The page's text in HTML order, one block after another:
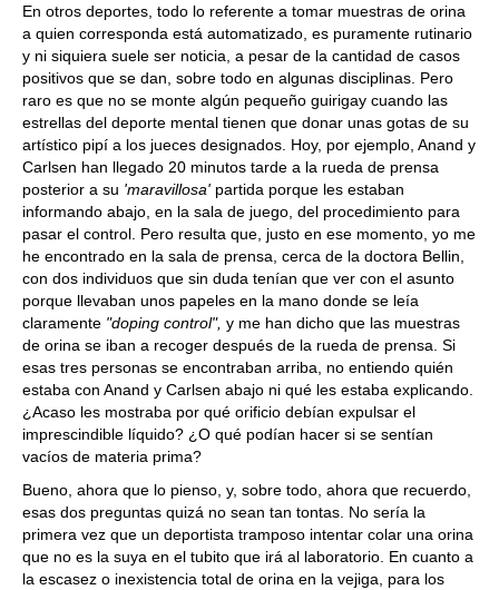
En otros deportes, todo lo referente a tomar muestras de orina
a quien corresponda está automatizado, es puramente rutinario
y ni siquiera suele ser noticia, a pesar de la cantidad de casos
positivos que se dan, sobre todo en algunas disciplinas. Pero
raro es que no se monte algún pequeño guirigay cuando las
estrellas del deporte mental tienen que donar unas gotas de su
artístico pipí a los jueces designados. Hoy, por ejemplo, Anand y
Carlsen han llegado 20 minutos tarde a la rueda de prensa
posterior a su 'maravillosa' partida porque les estaban
informando abajo, en la sala de juego, del procedimiento para
pasar el control. Pero resulta que, justo en ese momento, yo me
he encontrado en la sala de prensa, cerca de la doctora Bellin,
con dos individuos que sin duda tenían que ver con el asunto
porque llevaban unos papeles en la mano donde se leía
claramente "doping control", y me han dicho que las muestras
de orina se iban a recoger después de la rueda de prensa. Si
esas tres personas se encontraban arriba, no entiendo quién
estaba con Anand y Carlsen abajo ni qué les estaba explicando.
¿Acaso les mostraba por qué orificio debían expulsar el
imprescindible líquido? ¿O qué podían hacer si se sentían
vacíos de materia prima?
Bueno, ahora que lo pienso, y, sobre todo, ahora que recuerdo,
esas dos preguntas quizá no sean tan tontas. No sería la
primera vez que un deportista tramposo intentar colar una orina
que no es la suya en el tubito que irá al laboratorio. En cuanto a
la escasez o inexistencia total de orina en la vejiga, para los